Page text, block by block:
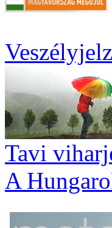
Tavi
A